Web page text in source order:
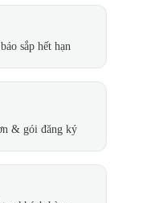
sắp hết hạn
& gói đăng ký